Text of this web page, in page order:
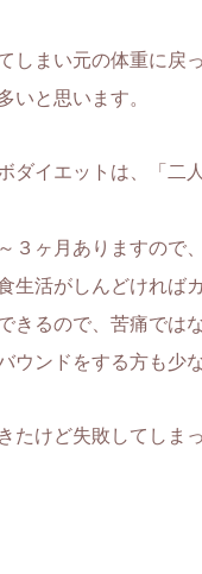
しまい元の体重に戻
いと思います。
ダイエットは、「二
３ヶ月ありますので
生活がしんどければ
きるので、苦痛では
ウンドをする方も少な
たけど失敗してしま